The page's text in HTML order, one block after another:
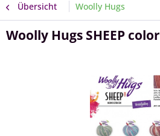
Übersicht Woolly Hugs
Woolly Hugs SHEEP color